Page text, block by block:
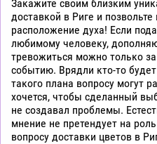
Закажите своим близким
доставкой в Риге и
расположение духа! Если
любимому человеку,
тревожиться можно только
событию. Врядли кто-то
такого плана вопросу могут
хочется, чтобы сделанный
не создавал проблемы.
мнение не претендует на
вопросу доставки цветов в